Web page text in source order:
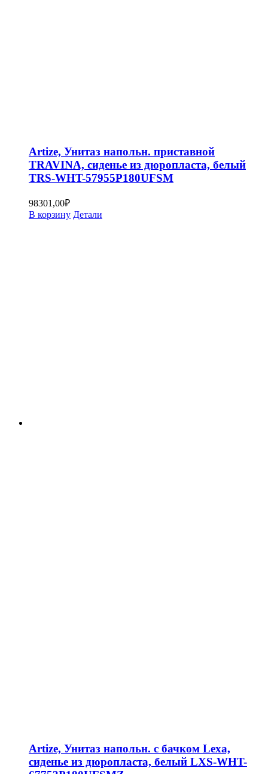
Artize, Унитаз напольн. приставной
TRAVINA, сиденье из дюропласта, белый
TRS-WHT-57955P180UFSM
98301,00₽
В корзину Детали
Artize, Унитаз напольн. с бачком Lexa,
сиденье из дюропласта, белый LXS-WHT-